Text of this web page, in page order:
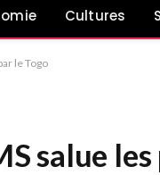
Cultures
le Togo
salue